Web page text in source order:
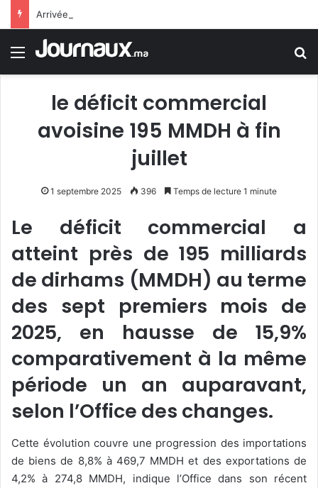
Menu
le déficit commercial
avoisine 195 MMDH à fin
juillet
1 septembre 2025 396 Temps de lecture 1 minute
Le déficit commercial a
atteint près de 195 milliards
de dirhams (MMDH) au terme
des sept premiers mois de
2025, en hausse de 15,9%
comparativement à la même
période un an auparavant,
selon l’Office des changes.
Cette évolution couvre une progression des importations
de biens de 8,8% à 469,7 MMDH et des exportations de
4,2% à 274,8 MMDH, indique l’Office dans son récent